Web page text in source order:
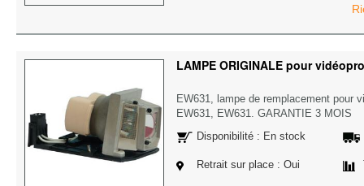
LAMPE ORIGINALE pour
EW631, lampe de remplacement pour
EW631, EW631. GARANTIE 3 MOIS
Disponibilité : En stock
Retrait sur place : Oui